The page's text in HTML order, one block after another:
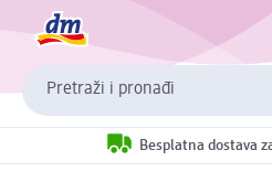
Pretraži i pronađi
Besplatna dostava